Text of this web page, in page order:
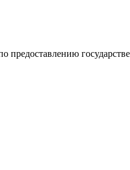
предоставлению